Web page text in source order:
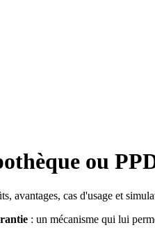
ou
avantages, cas d'usage et
: un mécanisme qui lui